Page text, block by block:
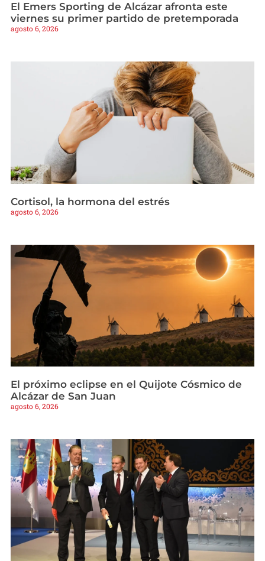
El Emers Sporting de Alcázar afronta este
viernes su primer partido de pretemporada
agosto 6, 2026
Cortisol, la hormona del estrés
agosto 6, 2026
El próximo eclipse en el Quijote Cósmico de
Alcázar de San Juan
agosto 6, 2026